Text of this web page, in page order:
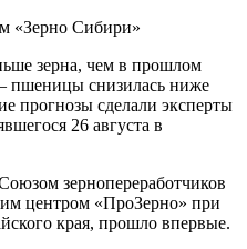
зерна, чем в прошлом
пшеницы снизилась ниже
прогнозы сделали эксперты
26 августа в
зернопереработчиков
центром «ПроЗерно» при
края, прошло впервые.